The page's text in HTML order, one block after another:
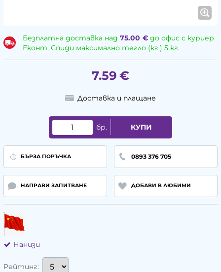
Безплатна доставка над 75.00 €до офис с куриер
Еконт, Спиди максимално тегло (кг.) 5 кг.
7.59 €
Доставка и плащане
бр. КУПИ
БЪРЗА ПОРЪЧКА 0893 376 705
НАПРАВИ ЗАПИТВАНЕ ДОБАВИ В ЛЮБИМИ
Нанизи
Рейтинг: